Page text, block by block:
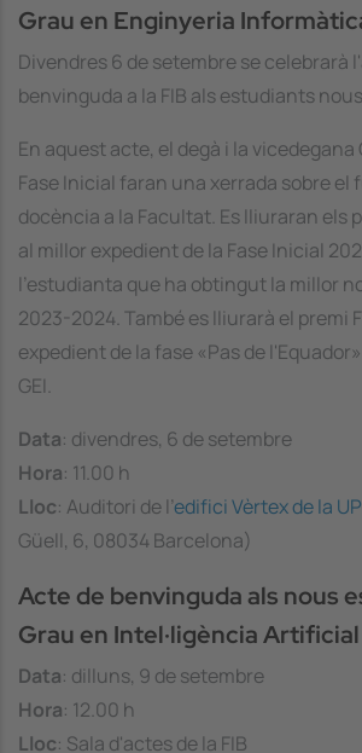
Grau en Enginyeria
Divendres 6 de setembre se celebrarà
benvinguda a la FIB als estudiants
En aquest acte, el degà i la vicedegana
Fase Inicial faran una xerrada sobre
docència a la Facultat. Es lliuraran els
al millor expedient de la Fase Inicial
l'estudianta que ha obtingut la millor
2023-2024. També es lliurarà el premi
expedient de la fase «Pas de
GEI.
Data: divendres, 6 de setembre
Hora: 11.00 h
Lloc: Auditori de l’edifici Vèrtex de la
Güell, 6, 08034 Barcelona)
Acte de benvinguda als nous
Grau en Intel·ligència
Data: dilluns, 9 de setembre
Hora: 12.00 h
Lloc: Sala d'actes de la FIB